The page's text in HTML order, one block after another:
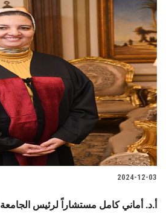
2024-12-03
أ.د. أماني كامل مستشاراً لرئيس